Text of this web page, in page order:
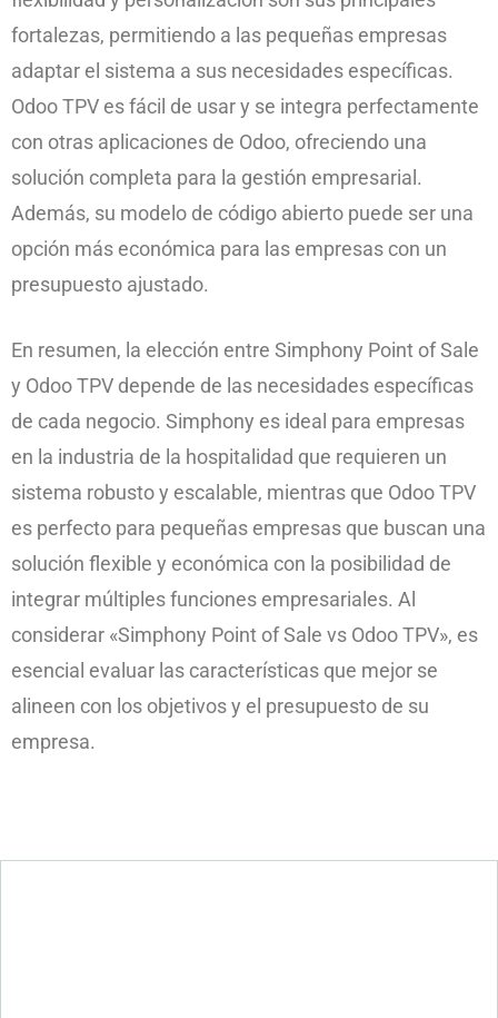
fortalezas, permitiendo a las pequeñas empresas
adaptar el sistema a sus necesidades específicas.
Odoo TPV es fácil de usar y se integra perfectamente
con otras aplicaciones de Odoo, ofreciendo una
solución completa para la gestión empresarial.
Además, su modelo de código abierto puede ser una
opción más económica para las empresas con un
presupuesto ajustado.
En resumen, la elección entre Simphony Point of Sale
y Odoo TPV depende de las necesidades específicas
de cada negocio. Simphony es ideal para empresas
en la industria de la hospitalidad que requieren un
sistema robusto y escalable, mientras que Odoo TPV
es perfecto para pequeñas empresas que buscan una
solución flexible y económica con la posibilidad de
integrar múltiples funciones empresariales. Al
considerar «Simphony Point of Sale vs Odoo TPV», es
esencial evaluar las características que mejor se
alineen con los objetivos y el presupuesto de su
empresa.